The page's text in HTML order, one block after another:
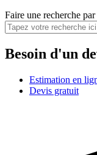
Faire une recherche
Besoin d'un
Estimation en
Devis gratuit